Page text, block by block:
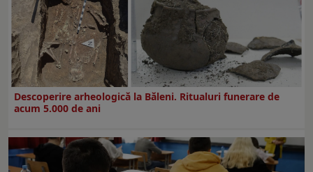
Descoperire arheologică la Băleni. Ritualuri funerare de
acum 5.000 de ani